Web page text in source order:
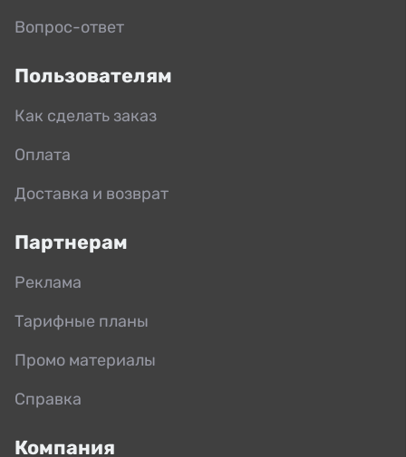
Вопрос-ответ
Пользователям
Как сделать заказ
Оплата
Доставка и возврат
Партнерам
Реклама
Тарифные планы
Промо материалы
Справка
Компания